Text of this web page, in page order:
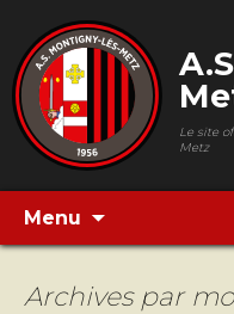
Le site
Metz
Menu
Archives par